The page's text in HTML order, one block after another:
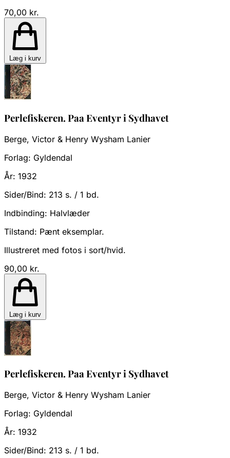
70,00 kr.
Læg i kurv
Perlefiskeren. Paa Eventyr i Sydhavet
Berge, Victor & Henry Wysham Lanier
Forlag: Gyldendal
År: 1932
Sider/Bind: 213 s. / 1 bd.
Indbinding: Halvlæder
Tilstand: Pænt eksemplar.
Illustreret med fotos i sort/hvid.
90,00 kr.
Læg i kurv
Perlefiskeren. Paa Eventyr i Sydhavet
Berge, Victor & Henry Wysham Lanier
Forlag: Gyldendal
År: 1932
Sider/Bind: 213 s. / 1 bd.